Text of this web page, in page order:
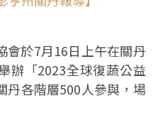
會於7月16日上午在關丹
辦「2023全球復蔬公益
丹各階層500人參與，場